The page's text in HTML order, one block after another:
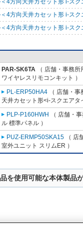
4方向天井カセット形 i-ス
4方向天井カセット形 i-ス
4方向天井カセット形 i-ス
PAR-SK6TA （ 店舗・事務
ワイヤレスリモコンキット ）
PL-ERP50HA4 （ 店舗・
天井カセット形<i-スクエアタ
PLP-P160HWH
（ 店舗・
ル 標準パネル ）
PUZ-ERMP50SKA15 （ 店
室外ユニット スリムER ）
を使用可能な本体製品が